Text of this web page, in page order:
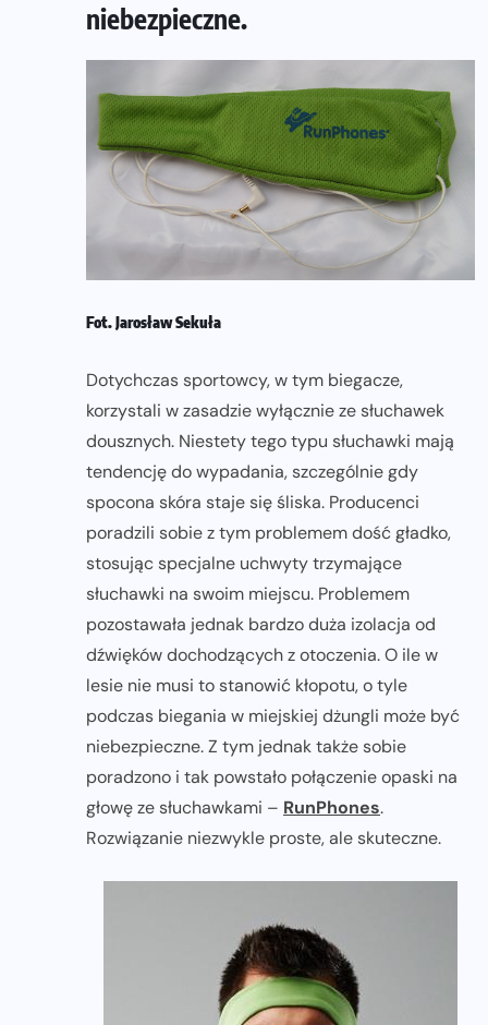
niebezpieczne.
Fot. Jarosław Sekuła
Dotychczas sportowcy, w tym biegacze,
korzystali w zasadzie wyłącznie ze słuchawek
dousznych. Niestety tego typu słuchawki mają
tendencję do wypadania, szczególnie gdy
spocona skóra staje się śliska. Producenci
poradzili sobie z tym problemem dość gładko,
stosując specjalne uchwyty trzymające
słuchawki na swoim miejscu. Problemem
pozostawała jednak bardzo duża izolacja od
dźwięków dochodzących z otoczenia. O ile w
lesie nie musi to stanowić kłopotu, o tyle
podczas biegania w miejskiej dżungli może być
niebezpieczne. Z tym jednak także sobie
poradzono i tak powstało połączenie opaski na
głowę ze słuchawkami – RunPhones.
Rozwiązanie niezwykle proste, ale skuteczne.